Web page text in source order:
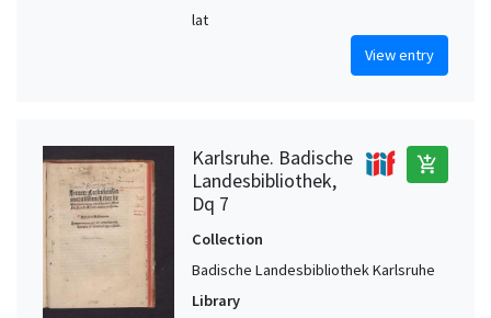
lat
View entry
Karlsruhe. Badische
Landesbibliothek,
Dq 7
add_shopping_cart
Collection
Badische Landesbibliothek Karlsruhe
Library